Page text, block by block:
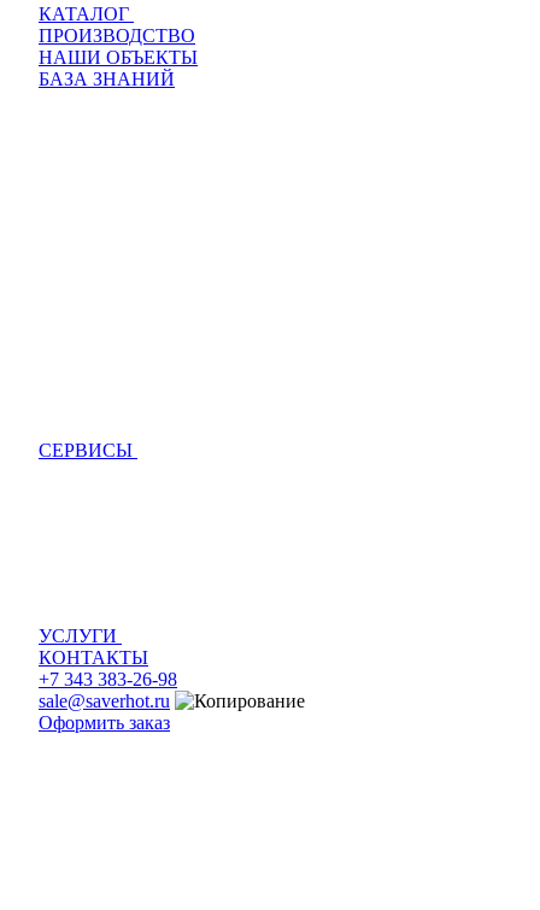
КАТАЛОГ
ПРОИЗВОДСТВО
НАШИ ОБЪЕКТЫ
БАЗА ЗНАНИЙ
СЕРВИСЫ
УСЛУГИ
КОНТАКТЫ
+7 343 383-26-98
sale@saverhot.ru
Оформить заказ